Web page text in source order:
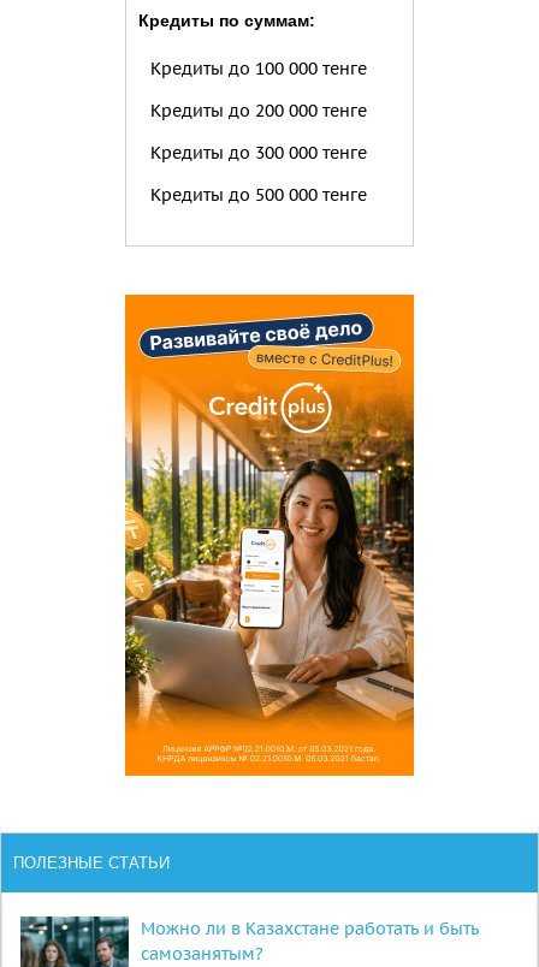
Кредиты по суммам:
Кредиты до 100 000 тенге
Кредиты до 200 000 тенге
Кредиты до 300 000 тенге
Кредиты до 500 000 тенге
ПОЛЕЗНЫЕ СТАТЬИ
Можно ли в Казахстане работать и быть
самозанятым?